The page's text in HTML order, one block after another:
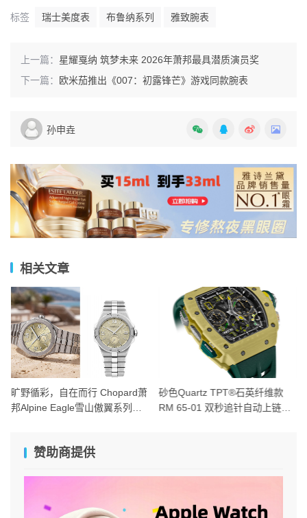
标签 瑞士美度表 布鲁纳系列 雅致腕表
上一篇： 星耀戛纳 筑梦未来 2026年萧邦最具潜质演员奖
下一篇： 欧米茄推出《007：初露锋芒》游戏同款腕表
孙申垚
相关文章
旷野循彩，自在而行 Chopard萧
邦Alpine Eagle雪山傲翼系列时
砂色Quartz TPT®石英纤维款
RM 65-01 双秒追针自动上链计
赞助商提供